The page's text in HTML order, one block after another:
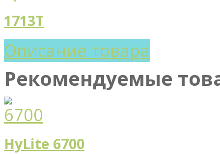
1713T
Описание товара
Рекомендуемые
HyLite 6700